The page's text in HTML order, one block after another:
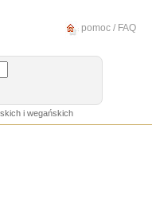
pomoc / FAQ
i wegańskich